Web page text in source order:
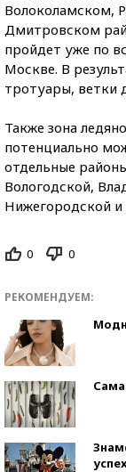
Волоколамском,
Дмитровском
пройдет уже по
Москве. В
тротуары, ветки
Также зона
потенциально
отдельные
Вологодской,
Нижегородской и
0 0
РЕКОМЕНДУЕМ: